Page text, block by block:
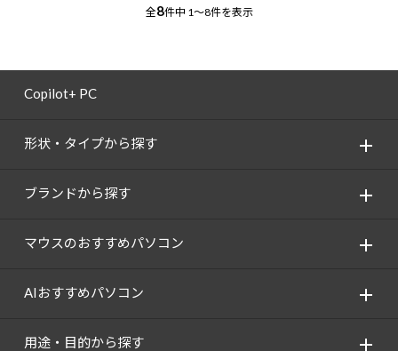
全8件中 1～8件を表示
Copilot+ PC
形状・タイプから探す
ブランドから探す
マウスのおすすめパソコン
AIおすすめパソコン
用途・目的から探す